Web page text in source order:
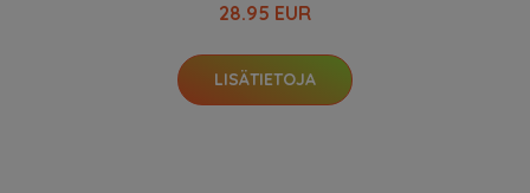
28.95 EUR
LISÄTIETOJA